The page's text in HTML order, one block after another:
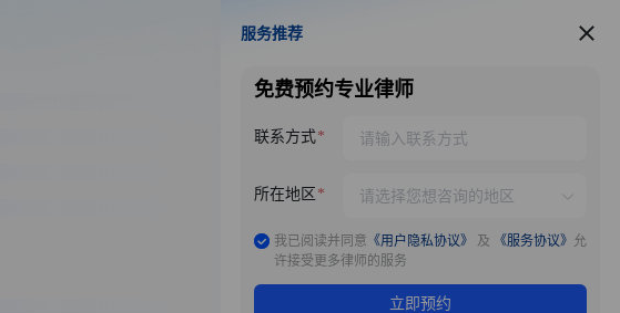
服务推荐
服务推荐
免费预约专业律师
联系方式
所在地区
我已阅读并同意 《用户隐私协议》 及 《服务协议》 允
许接受更多律师的服务
立即预约